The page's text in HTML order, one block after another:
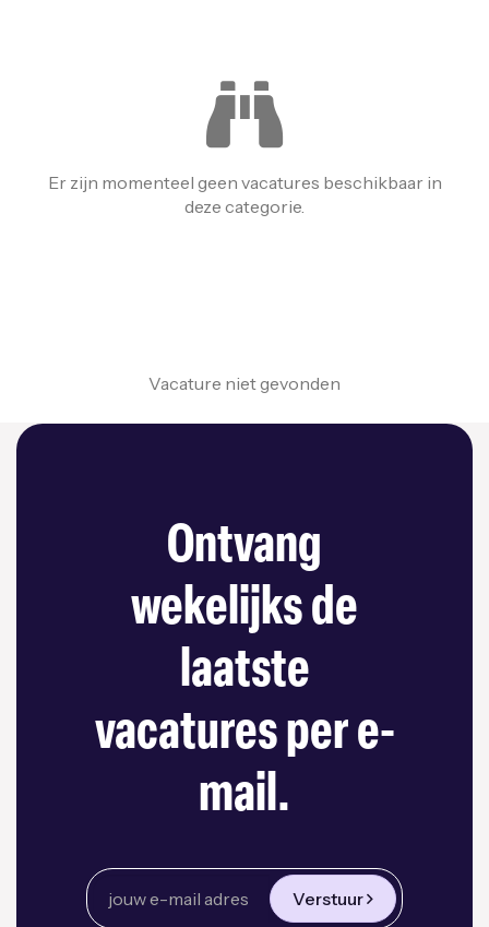
Er zijn momenteel geen vacatures beschikbaar in
deze categorie.
Vacature niet gevonden
Ontvang
wekelijks de
laatste
vacatures per e-
mail.
Verstuur